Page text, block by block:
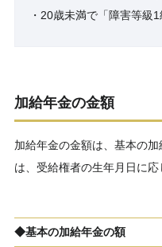
・20歳未満で「障害等級1
加給年金の金額
加給年金の金額は、基本の
は、受給権者の生年月日に応
◆基本の加給年金の額